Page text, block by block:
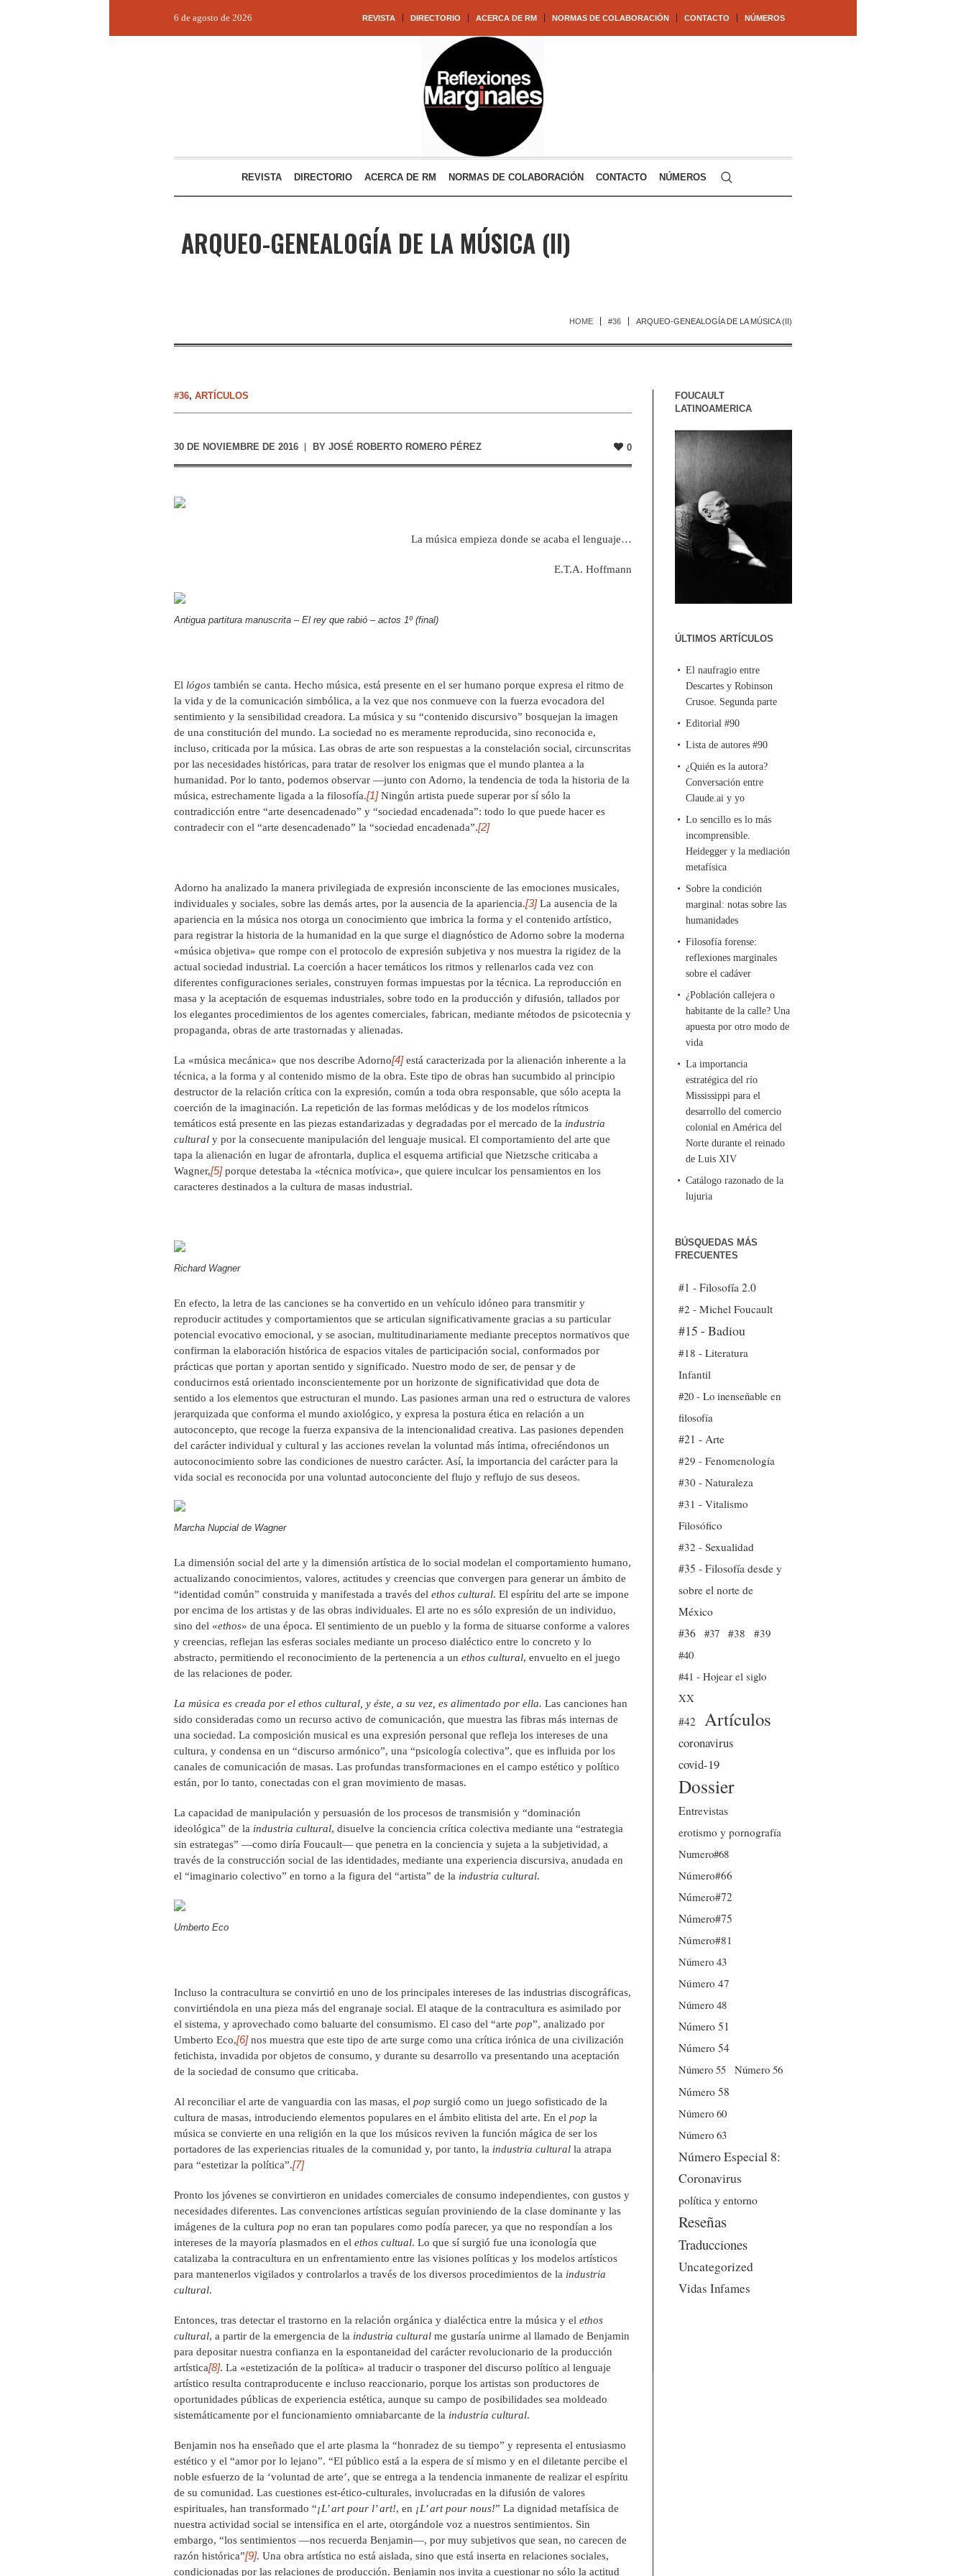
REVISTA DIRECTORIO ACERCA DE RM NORMAS DE COLABORACIÓN CONTACTO NÚMEROS
6 de agosto de 2026
REVISTA DIRECTORIO ACERCA DE RM NORMAS DE COLABORACIÓN CONTACTO NÚMEROS
ARQUEO-GENEALOGÍA DE LA MÚSICA (II)
HOME #36 ARQUEO-GENEALOGÍA DE LA MÚSICA (II)
#36, ARTÍCULOS
30 DE NOVIEMBRE DE 2016 BY JOSÉ ROBERTO ROMERO PÉREZ 0
La música empieza donde se acaba el lenguaje…
E.T.A. Hoffmann
Antigua partitura manuscrita – El rey que rabió – actos 1º (final)
El lógos también se canta. Hecho música, está presente en el ser humano porque expresa el ritmo de
la vida y de la comunicación simbólica, a la vez que nos conmueve con la fuerza evocadora del
sentimiento y la sensibilidad creadora. La música y su “contenido discursivo” bosquejan la imagen
de una constitución del mundo. La sociedad no es meramente reproducida, sino reconocida e,
incluso, criticada por la música. Las obras de arte son respuestas a la constelación social, circunscritas
por las necesidades históricas, para tratar de resolver los enigmas que el mundo plantea a la
humanidad. Por lo tanto, podemos observar —junto con Adorno, la tendencia de toda la historia de la
música, estrechamente ligada a la filosofía.[1]Ningún artista puede superar por sí sólo la
contradicción entre “arte desencadenado” y “sociedad encadenada”: todo lo que puede hacer es
contradecir con el “arte desencadenado” la “sociedad encadenada”.[2]
Adorno ha analizado la manera privilegiada de expresión inconsciente de las emociones musicales,
individuales y sociales, sobre las demás artes, por la ausencia de la apariencia.[3]La ausencia de la
apariencia en la música nos otorga un conocimiento que imbrica la forma y el contenido artístico,
para registrar la historia de la humanidad en la que surge el diagnóstico de Adorno sobre la moderna
«música objetiva» que rompe con el protocolo de expresión subjetiva y nos muestra la rigidez de la
actual sociedad industrial. La coerción a hacer temáticos los ritmos y rellenarlos cada vez con
diferentes configuraciones seriales, construyen formas impuestas por la técnica. La reproducción en
masa y la aceptación de esquemas industriales, sobre todo en la producción y difusión, tallados por
los elegantes procedimientos de los agentes comerciales, fabrican, mediante métodos de psicotecnia y
propaganda, obras de arte trastornadas y alienadas.
La «música mecánica» que nos describe Adorno[4]está caracterizada por la alienación inherente a la
técnica, a la forma y al contenido mismo de la obra. Este tipo de obras han sucumbido al principio
destructor de la relación crítica con la expresión, común a toda obra responsable, que sólo acepta la
coerción de la imaginación. La repetición de las formas melódicas y de los modelos rítmicos
temáticos está presente en las piezas estandarizadas y degradadas por el mercado de la industria
cultural y por la consecuente manipulación del lenguaje musical. El comportamiento del arte que
tapa la alienación en lugar de afrontarla, duplica el esquema artificial que Nietzsche criticaba a
Wagner,[5]porque detestaba la «técnica motívica», que quiere inculcar los pensamientos en los
caracteres destinados a la cultura de masas industrial.
Richard Wagner
En efecto, la letra de las canciones se ha convertido en un vehículo idóneo para transmitir y
reproducir actitudes y comportamientos que se articulan significativamente gracias a su particular
potencial evocativo emocional, y se asocian, multitudinariamente mediante preceptos normativos que
confirman la elaboración histórica de espacios vitales de participación social, conformados por
prácticas que portan y aportan sentido y significado. Nuestro modo de ser, de pensar y de
conducirnos está orientado inconscientemente por un horizonte de significatividad que dota de
sentido a los elementos que estructuran el mundo. Las pasiones arman una red o estructura de valores
jerarquizada que conforma el mundo axiológico, y expresa la postura ética en relación a un
autoconcepto, que recoge la fuerza expansiva de la intencionalidad creativa. Las pasiones dependen
del carácter individual y cultural y las acciones revelan la voluntad más íntima, ofreciéndonos un
autoconocimiento sobre las condiciones de nuestro carácter. Así, la importancia del carácter para la
vida social es reconocida por una voluntad autoconciente del flujo y reflujo de sus deseos.
Marcha Nupcial de Wagner
La dimensión social del arte y la dimensión artística de lo social modelan el comportamiento humano,
actualizando conocimientos, valores, actitudes y creencias que convergen para generar un ámbito de
“identidad común” construida y manifestada a través del ethos cultural. El espíritu del arte se impone
por encima de los artistas y de las obras individuales. El arte no es sólo expresión de un individuo,
sino del «ethos» de una época. El sentimiento de un pueblo y la forma de situarse conforme a valores
y creencias, reflejan las esferas sociales mediante un proceso dialéctico entre lo concreto y lo
abstracto, permitiendo el reconocimiento de la pertenencia a un ethos cultural, envuelto en el juego
de las relaciones de poder.
La música es creada por el ethos cultural, y éste, a su vez, es alimentado por ella. Las canciones han
sido consideradas como un recurso activo de comunicación, que muestra las fibras más internas de
una sociedad. La composición musical es una expresión personal que refleja los intereses de una
cultura, y condensa en un “discurso armónico”, una “psicología colectiva”, que es influida por los
canales de comunicación de masas. Las profundas transformaciones en el campo estético y político
están, por lo tanto, conectadas con el gran movimiento de masas.
La capacidad de manipulación y persuasión de los procesos de transmisión y “dominación
ideológica” de la industria cultural, disuelve la conciencia crítica colectiva mediante una “estrategia
sin estrategas” —como diría Foucault— que penetra en la conciencia y sujeta a la subjetividad, a
través de la construcción social de las identidades, mediante una experiencia discursiva, anudada en
el “imaginario colectivo” en torno a la figura del “artista” de la industria cultural.
Umberto Eco
Incluso la contracultura se convirtió en uno de los principales intereses de las industrias discográficas,
convirtiéndola en una pieza más del engranaje social. El ataque de la contracultura es asimilado por
el sistema, y aprovechado como baluarte del consumismo. El caso del “arte pop”, analizado por
Umberto Eco,[6]nos muestra que este tipo de arte surge como una crítica irónica de una civilización
fetichista, invadida por objetos de consumo, y durante su desarrollo va presentando una aceptación
de la sociedad de consumo que criticaba.
Al reconciliar el arte de vanguardia con las masas, el pop surgió como un juego sofisticado de la
cultura de masas, introduciendo elementos populares en el ámbito elitista del arte. En el pop la
música se convierte en una religión en la que los músicos reviven la función mágica de ser los
portadores de las experiencias rituales de la comunidad y, por tanto, la industria cultural la atrapa
para “estetizar la política”.[7]
Pronto los jóvenes se convirtieron en unidades comerciales de consumo independientes, con gustos y
necesidades diferentes. Las convenciones artísticas seguían proviniendo de la clase dominante y las
imágenes de la cultura pop no eran tan populares como podía parecer, ya que no respondían a los
intereses de la mayoría plasmados en el ethos cultual. Lo que sí surgió fue una iconología que
catalizaba la contracultura en un enfrentamiento entre las visiones políticas y los modelos artísticos
para mantenerlos vigilados y controlarlos a través de los diversos procedimientos de la industria
cultural.
Entonces, tras detectar el trastorno en la relación orgánica y dialéctica entre la música y el ethos
cultural, a partir de la emergencia de la industria cultural me gustaría unirme al llamado de Benjamin
para depositar nuestra confianza en la espontaneidad del carácter revolucionario de la producción
artística[8]. La «estetización de la política» al traducir o trasponer del discurso político al lenguaje
artístico resulta contraproducente e incluso reaccionario, porque los artistas son productores de
oportunidades públicas de experiencia estética, aunque su campo de posibilidades sea moldeado
sistemáticamente por el funcionamiento omniabarcante de la industria cultural.
Benjamin nos ha enseñado que el arte plasma la “honradez de su tiempo” y representa el entusiasmo
estético y el “amor por lo lejano”. “El público está a la espera de sí mismo y en el diletante percibe el
noble esfuerzo de la ‘voluntad de arte’, que se entrega a la tendencia inmanente de realizar el espíritu
de su comunidad. Las cuestiones est-ético-culturales, involucradas en la difusión de valores
espirituales, han transformado “¡L’ art pour l’ art!, en ¡L’ art pour nous!” La dignidad metafísica de
nuestra actividad social se intensifica en el arte, otorgándole voz a nuestros sentimientos. Sin
embargo, “los sentimientos —nos recuerda Benjamin—, por muy subjetivos que sean, no carecen de
razón histórica”[9]. Una obra artística no está aislada, sino que está inserta en relaciones sociales,
condicionadas por las relaciones de producción. Benjamin nos invita a cuestionar no sólo la actitud
FOUCAULT
LATINOAMERICA
ÚLTIMOS ARTÍCULOS
El naufragio entre
Descartes y Robinson
Crusoe. Segunda parte
Editorial #90
Lista de autores #90
¿Quién es la autora?
Conversación entre
Claude.ai y yo
Lo sencillo es lo más
incomprensible.
Heidegger y la mediación
metafísica
Sobre la condición
marginal: notas sobre las
humanidades
Filosofía forense:
reflexiones marginales
sobre el cadáver
¿Población callejera o
habitante de la calle? Una
apuesta por otro modo de
vida
La importancia
estratégica del río
Mississippi para el
desarrollo del comercio
colonial en América del
Norte durante el reinado
de Luis XIV
Catálogo razonado de la
lujuria
BÚSQUEDAS MÁS
FRECUENTES
#1 - Filosofía 2.0
#2 - Michel Foucault
#15 - Badiou
#18 - Literatura
Infantil
#20 - Lo inenseñable en
filosofía
#21 - Arte
#29 - Fenomenología
#30 - Naturaleza
#31 - Vitalismo
Filosófico
#32 - Sexualidad
#35 - Filosofía desde y
sobre el norte de
México
#36
#37 #38
#39
#40
#41 - Hojear el siglo
XX
#42
Artículos
coronavirus
covid-19
Dossier
Entrevistas
erotismo y pornografía
Numero#68
Número#66
Número#72
Número#75
Número#81
Número 43
Número 47
Número 48
Número 51
Número 54
Número 55
Número 56
Número 58
Número 60
Número 63
Número Especial 8:
Coronavirus
política y entorno
Reseñas
Traducciones
Uncategorized
Vidas Infames